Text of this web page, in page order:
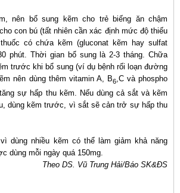
nên bổ sung kẽm cho trẻ biếng ăn chậm
con bú (tất nhiên cần xác định mức độ thiếu
có chứa kẽm (gluconat kẽm hay sulfat
phút. Thời gian bổ sung là 2-3 tháng. Chữa
trước khi bổ sung (ví dụ bệnh rối loạn đường
nên dùng thêm vitamin A, B6,C và phospho
sự hấp thu kẽm. Nếu dùng cả sắt và kẽm
dùng kẽm trước, vì sắt sẽ cản trở sự hấp thu
dùng nhiều kẽm có thể làm giảm khả năng
dùng mỗi ngày quá 150mg.
Theo DS. Vũ Trung Hải/Báo SK&ĐS